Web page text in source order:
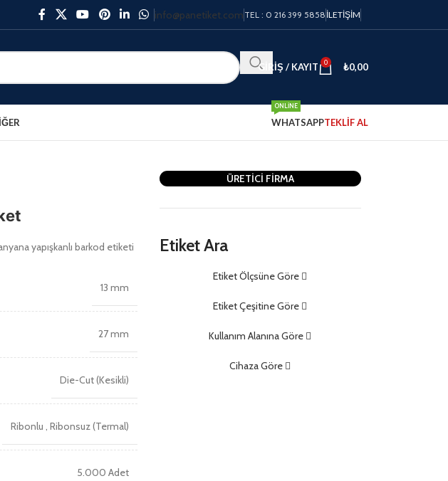
info@panetiket.com TEL : 0 216 399 5858 İLETIŞIM
GIRIŞ / KAYIT 0 ₺0,00
WHATSAPP
ONLINE
TEKLİF AL
yapışkanlı barkod etiketi
13 mm
27 mm
Die-Cut (Kesikli)
Ribonlu ,Ribonsuz (Termal)
5.000 Adet
ÜRETİCİ FİRMA
Etiket Ara
Etiket Ölçsüne Göre
Etiket Çeşitine Göre
Kullanım Alanına Göre
Cihaza Göre